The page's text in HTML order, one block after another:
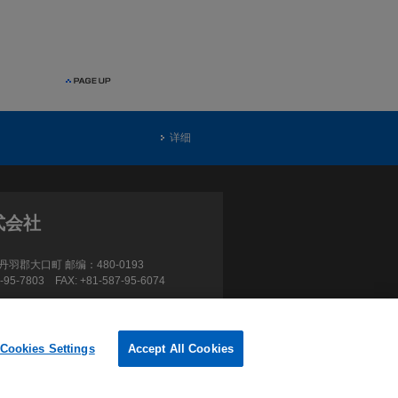
详细
会社
羽郡大口町 邮编：480-0193
95-7803 FAX: +81-587-95-6074
Cookies Settings Accept All Cookies